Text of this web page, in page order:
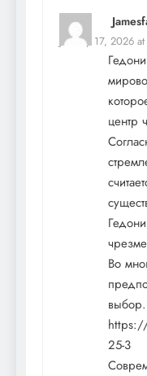
January 17, 2026
центр
Во
выбор.
25-3